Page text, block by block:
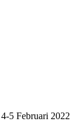
5 Februari 2022